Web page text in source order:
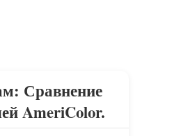
Сравнение
AmeriColor.